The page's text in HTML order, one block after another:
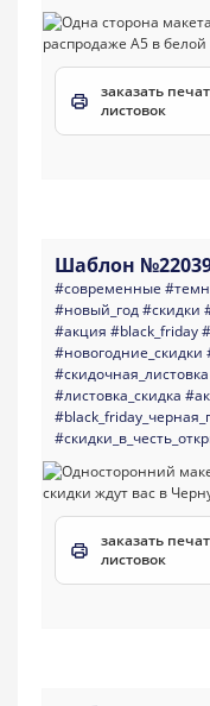
заказать
листовок
Шаблон
#современные
#новый_год#скидки
#акция #black_friday
#новогодние_скидки
#скидочная_листовка
#листовка_скидка
заказать
листовок